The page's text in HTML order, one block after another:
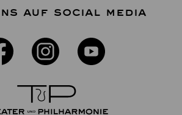
AUF SOCIAL MEDIA